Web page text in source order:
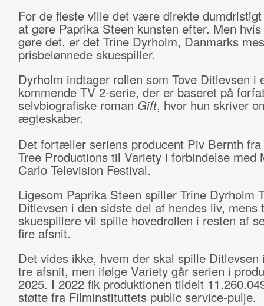
For de fleste ville det være direkte
at gøre Paprika Steen kunsten efter. Men
gøre det, er det Trine Dyrholm, Danmarks
prisbelønnede skuespiller.
Dyrholm indtager rollen som Tove Ditlevsen i
kommende TV 2-serie, der er baseret på
selvbiografiske roman Gift, hvor hun skriver
ægteskaber.
Det fortæller seriens producent Piv Bernth fra
Tree Productions til Variety i forbindelse med
Carlo Television Festival.
Ligesom Paprika Steen spiller Trine Dyrholm
Ditlevsen i den sidste del af hendes liv, mens
skuespillere vil spille hovedrollen i resten af
fire afsnit.
Det vides ikke, hvem der skal spille Ditlevsen
tre afsnit, men ifølge Variety går serien i
2025. I 2022 fik produktionen tildelt
støtte fra Filminstituttets public service-pulje.